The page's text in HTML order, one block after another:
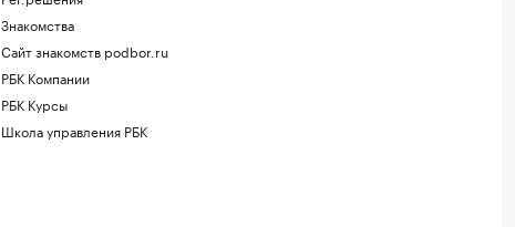
Знакомства
Сайт знакомств podbor.ru
РБК Компании
РБК Курсы
Школа управления РБК